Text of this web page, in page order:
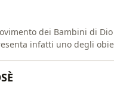
dei Bambini di
infatti uno degli
diffusione del